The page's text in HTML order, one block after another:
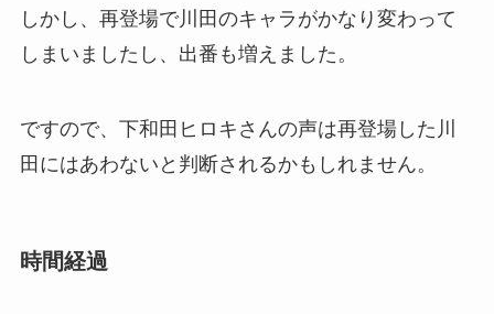
しかし、再登場で川田のキャラがかなり変わって
しまいましたし、出番も増えました。
ですので、下和田ヒロキさんの声は再登場した川
田にはあわないと判断されるかもしれません。
時間経過